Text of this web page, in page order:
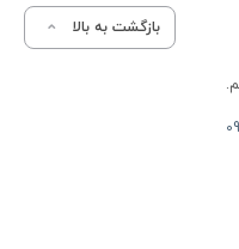
بازگشت به بالا